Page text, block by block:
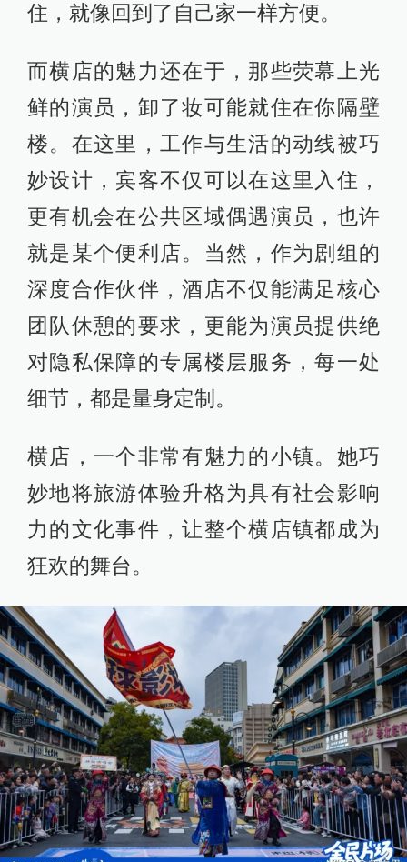
住，就像回到了自己家一样方便。
而横店的魅力还在于，那些荧幕上光
鲜的演员，卸了妆可能就住在你隔壁
楼。在这里，工作与生活的动线被巧
妙设计，宾客不仅可以在这里入住，
更有机会在公共区域偶遇演员，也许
就是某个便利店。当然，作为剧组的
深度合作伙伴，酒店不仅能满足核心
团队休憩的要求，更能为演员提供绝
对隐私保障的专属楼层服务，每一处
细节，都是量身定制。
横店，一个非常有魅力的小镇。她巧
妙地将旅游体验升格为具有社会影响
力的文化事件，让整个横店镇都成为
狂欢的舞台。